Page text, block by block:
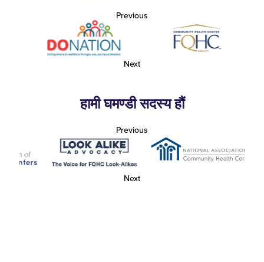
Previous
Next
हामी घमण्डी सदस्य हौं
Previous
Next